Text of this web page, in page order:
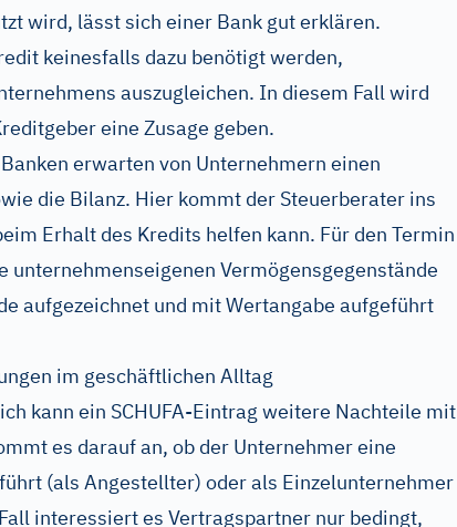
wird, lässt sich einer Bank gut erklären.
keinesfalls dazu benötigt werden,
auszugleichen. In diesem Fall wird
eine Zusage geben.
erwarten von Unternehmern einen
die Bilanz. Hier kommt der Steuerberater ins
Erhalt des Kredits helfen kann. Für den Termin
unternehmenseigenen Vermögensgegenstände
aufgezeichnet und mit Wertangabe aufgeführt
im geschäftlichen Alltag
kann ein SCHUFA-Eintrag weitere Nachteile mit
es darauf an, ob der Unternehmer eine
(als Angestellter) oder als Einzelunternehmer
interessiert es Vertragspartner nur bedingt,